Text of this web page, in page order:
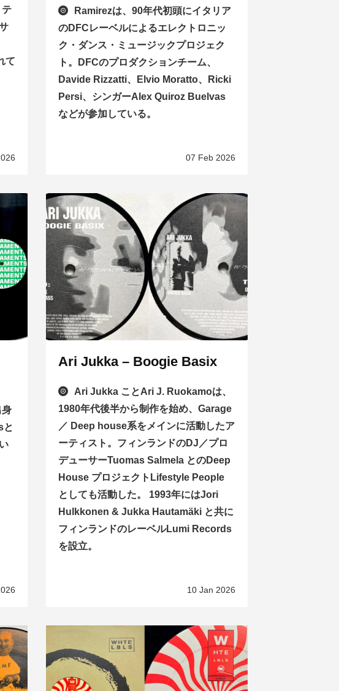
テ
て
Ramirezは、90年代初頭にイタリア
のDFCレーベルによるエレクトロニッ
ク・ダンス・ミュージックプロジェク
ト。DFCのプロダクションチーム、
Davide Rizzatti、Elvio Moratto、Ricki
Persi、シンガーAlex Quiroz Buelvas
などが参加している。
07 Feb 2026
と
Ari Jukka – Boogie Basix
Ari Jukka ことAri J. Ruokamoは、
1980年代後半から制作を始め、Garage
／ Deep house系をメインに活動したア
ーティスト。フィンランドのDJ／プロ
デューサーTuomas Salmela とのDeep
House プロジェクトLifestyle People
としても活動した。 1993年にはJori
Hulkkonen & Jukka Hautamäki と共に
フィンランドのレーベルLumi Records
を設立。
10 Jan 2026